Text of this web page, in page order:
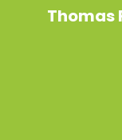
Thomas